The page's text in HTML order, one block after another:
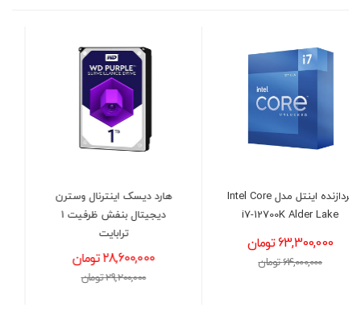
هارد دیسک اینترنال وسترن
28,600,000 تومان
پاور 1050 وات کولر مستر
مدل COOLER MASTER GX
III GOLD Full Modular
ATX3.0
40,700,000 تومان